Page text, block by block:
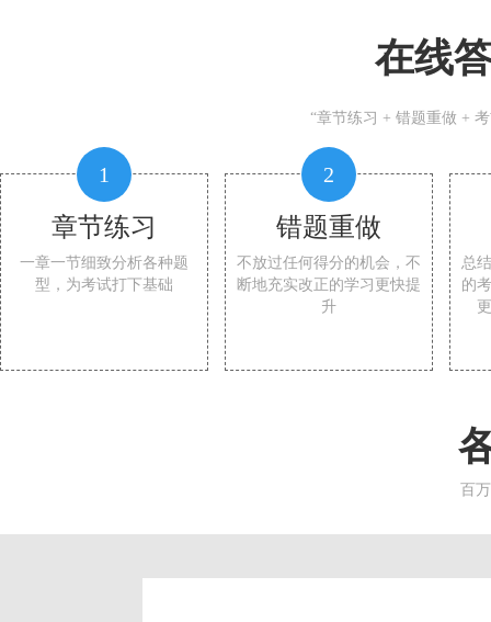
在线
“章节练习 + 错题重做 +
1
章节练习
一章一节细致分析各种题
型，为考试打下基础
2
错题重做
不放过任何得分的机会，不
断地充实改正的学习更快提
升
总
的
百